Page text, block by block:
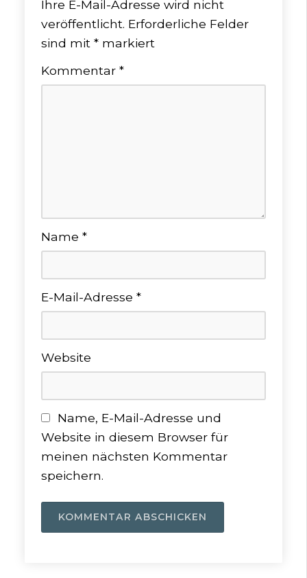
Ihre E-Mail-Adresse wird nicht
veröffentlicht. Erforderliche Felder
sind mit * markiert
Kommentar *
Name *
E-Mail-Adresse *
Website
Name, E-Mail-Adresse und
Website in diesem Browser für
meinen nächsten Kommentar
speichern.